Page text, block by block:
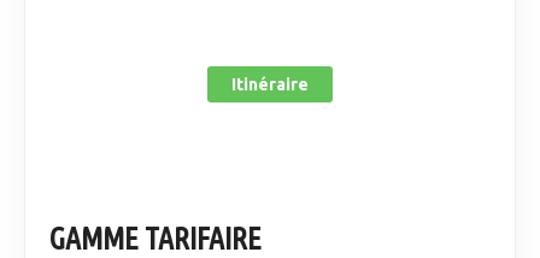
Itinéraire
GAMME TARIFAIRE